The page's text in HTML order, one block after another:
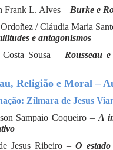
Frank L. Alves – Burke e
/ Cláudia Maria
e antagonismos
Sousa – Rousseau
Religião e Moral –
Zilmara de Jesus
Sampaio Coqueiro – A
Jesus Ribeiro – O